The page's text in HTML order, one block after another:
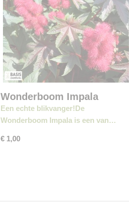
Wonderboom Impala
Een echte blikvanger!De
Wonderboom Impala is een van…
€ 1,00